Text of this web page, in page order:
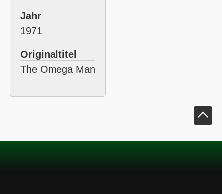
Jahr
1971
Originaltitel
The Omega Man
Klick